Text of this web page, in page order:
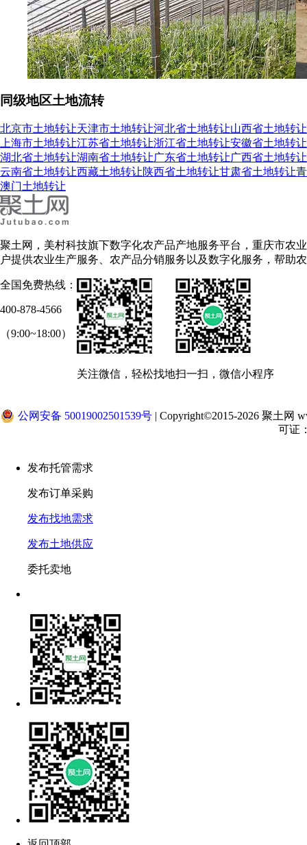
同级地区土地流转
北京市土地转让天津市土地转让河北省土地转让山西省土地转让
上海市土地转让江苏省土地转让浙江省土地转让安徽省土地转让
湖北省土地转让湖南省土地转让广东省土地转让广西省土地转让
云南省土地转让西藏土地转让陕西省土地转让甘肃省土地转让
澳门土地转让
聚土网，美村科技旗下数字化农产品产地服务平台，重庆市农
户提供农业生产服务、农产品分销服务以及数字化服务，帮助
全国免费热线：
400-878-4566
（9:00~18:00）
关注微信，轻松找地扫一扫，微信小程序
公网安备 50019002501539号 | Copyright©2015-2026 聚土网
可证
发布托管需求
发布订单采购
发布找地需求
发布土地供应
委托卖地